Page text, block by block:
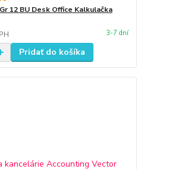
12 BU Desk Office Kalkulačka
3-7 dní
Pridať do košíka